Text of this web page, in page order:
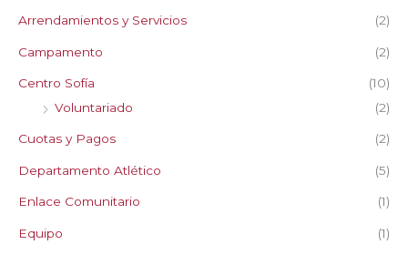
r
p
Arrendamientos y Servicios (2)
Campamento (2)
Centro Sofía
(10)
Voluntariado
(2)
Cuotas y Pagos (2)
Departamento Atlético (5)
Enlace Comunitario (1)
Equipo (1)